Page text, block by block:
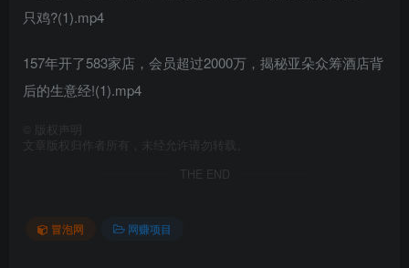
只鸡?(1).mp4
157年开了583家店，会员超过2000万，揭秘亚朵众筹酒店背
后的生意经!(1).mp4
版权声明
文章版权归作者所有，未经允许请勿转载。
THE END
冒泡网 网赚项目